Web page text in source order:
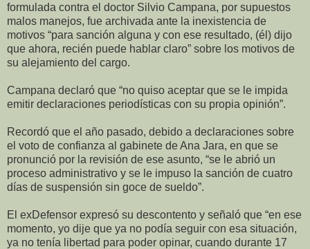
formulada contra el doctor Silvio Campana, por supuestos
malos manejos, fue archivada ante la inexistencia de
motivos “para sanción alguna y con ese resultado, (él) dijo
que ahora, recién puede hablar claro” sobre los motivos de
su alejamiento del cargo.
Campana declaró que “no quiso aceptar que se le impida
emitir declaraciones periodísticas con su propia opinión”.
Recordó que el año pasado, debido a declaraciones sobre
el voto de confianza al gabinete de Ana Jara, en que se
pronunció por la revisión de ese asunto, “se le abrió un
proceso administrativo y se le impuso la sanción de cuatro
días de suspensión sin goce de sueldo”.
El exDefensor expresó su descontento y señaló que “en ese
momento, yo dije que ya no podía seguir con esa situación,
ya no tenía libertad para poder opinar, cuando durante 17